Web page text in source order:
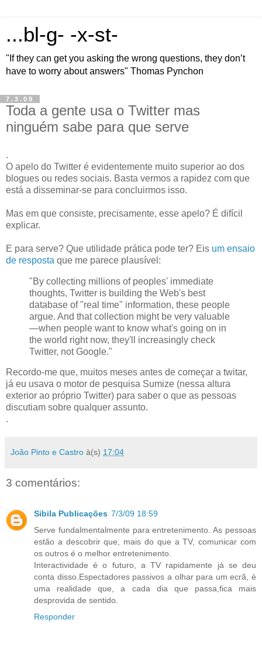
...bl-g- -x-st-
"If they can get you asking the wrong questions, they don’t
have to worry about answers" Thomas Pynchon
7.3.09
Toda a gente usa o Twitter mas
ninguém sabe para que serve
.
O apelo do Twitter é evidentemente muito superior ao dos
blogues ou redes sociais. Basta vermos a rapidez com que
está a disseminar-se para concluirmos isso.
Mas em que consiste, precisamente, esse apelo? É difícil
explicar.
E para serve? Que utilidade prática pode ter? Eis um ensaio
de resposta que me parece plausível:
"By collecting millions of peoples' immediate
thoughts, Twitter is building the Web's best
database of "real time" information, these people
argue. And that collection might be very valuable
—when people want to know what's going on in
the world right now, they'll increasingly check
Twitter, not Google."
Recordo-me que, muitos meses antes de começar a twitar,
já eu usava o motor de pesquisa Sumize (nessa altura
exterior ao próprio Twitter) para saber o que as pessoas
discutiam sobre qualquer assunto.
.
João Pinto e Castro à(s) 17:04
3 comentários:
Sibila Publicações 7/3/09 18:59
Serve fundalmentalmente para entretenimento. As pessoas
estão a descobrir que, mais do que a TV, comunicar com
os outros é o melhor entretenimento.
Interactividade é o futuro, a TV rapidamente já se deu
conta disso.Espectadores passivos a olhar para um ecrã, é
uma realidade que, a cada dia que passa,fica mais
desprovida de sentido.
Responder